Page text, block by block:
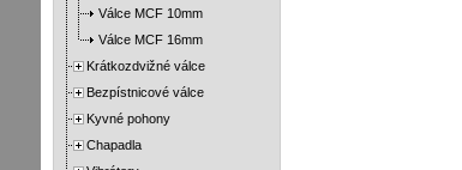
Válce MCF 10mm
Válce MCF 16mm
Krátkozdvižné válce
Bezpístnicové válce
Kyvné pohony
Chapadla